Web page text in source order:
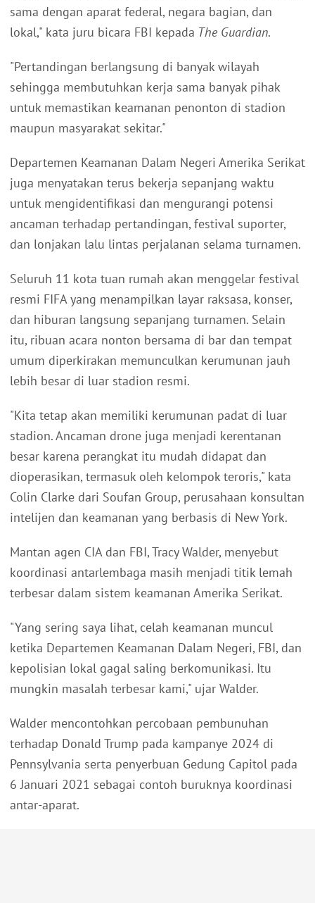
sama dengan aparat federal, negara bagian, dan
lokal," kata juru bicara FBI kepada The Guardian.
"Pertandingan berlangsung di banyak wilayah
sehingga membutuhkan kerja sama banyak pihak
untuk memastikan keamanan penonton di stadion
maupun masyarakat sekitar."
Departemen Keamanan Dalam Negeri Amerika Serikat
juga menyatakan terus bekerja sepanjang waktu
untuk mengidentifikasi dan mengurangi potensi
ancaman terhadap pertandingan, festival suporter,
dan lonjakan lalu lintas perjalanan selama turnamen.
Seluruh 11 kota tuan rumah akan menggelar festival
resmi FIFA yang menampilkan layar raksasa, konser,
dan hiburan langsung sepanjang turnamen. Selain
itu, ribuan acara nonton bersama di bar dan tempat
umum diperkirakan memunculkan kerumunan jauh
lebih besar di luar stadion resmi.
"Kita tetap akan memiliki kerumunan padat di luar
stadion. Ancaman drone juga menjadi kerentanan
besar karena perangkat itu mudah didapat dan
dioperasikan, termasuk oleh kelompok teroris," kata
Colin Clarke dari Soufan Group, perusahaan konsultan
intelijen dan keamanan yang berbasis di New York.
Mantan agen CIA dan FBI, Tracy Walder, menyebut
koordinasi antarlembaga masih menjadi titik lemah
terbesar dalam sistem keamanan Amerika Serikat.
"Yang sering saya lihat, celah keamanan muncul
ketika Departemen Keamanan Dalam Negeri, FBI, dan
kepolisian lokal gagal saling berkomunikasi. Itu
mungkin masalah terbesar kami," ujar Walder.
Walder mencontohkan percobaan pembunuhan
terhadap Donald Trump pada kampanye 2024 di
Pennsylvania serta penyerbuan Gedung Capitol pada
6 Januari 2021 sebagai contoh buruknya koordinasi
antar-aparat.